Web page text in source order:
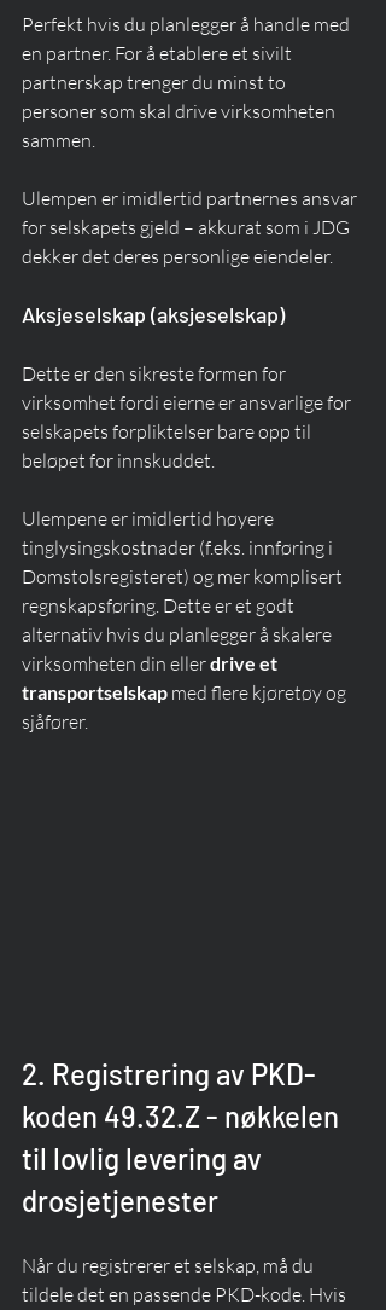
Perfekt hvis du planlegger å handle med
en partner. For å etablere et sivilt
partnerskap trenger du minst to
personer som skal drive virksomheten
sammen.
Ulempen er imidlertid partnernes ansvar
for selskapets gjeld – akkurat som i JDG
dekker det deres personlige eiendeler.
Aksjeselskap (aksjeselskap)
Dette er den sikreste formen for
virksomhet fordi eierne er ansvarlige for
selskapets forpliktelser bare opp til
beløpet for innskuddet.
Ulempene er imidlertid høyere
tinglysingskostnader (f.eks. innføring i
Domstolsregisteret) og mer komplisert
regnskapsføring. Dette er et godt
alternativ hvis du planlegger å skalere
virksomheten din eller drive et
transportselskap med flere kjøretøy og
sjåfører.
2. Registrering av PKD-
koden 49.32.Z - nøkkelen
til lovlig levering av
drosjetjenester
Når du registrerer et selskap, må du
tildele det en passende PKD-kode. Hvis